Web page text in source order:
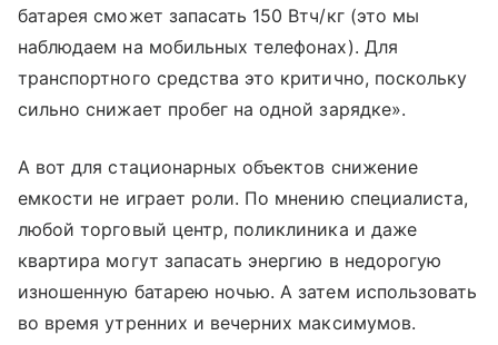
батарея сможет запасать 150 Втч/кг (это мы
наблюдаем на мобильных телефонах). Для
транспортного средства это критично, поскольку
сильно снижает пробег на одной зарядке».
А вот для стационарных объектов снижение
емкости не играет роли. По мнению специалиста,
любой торговый центр, поликлиника и даже
квартира могут запасать энергию в недорогую
изношенную батарею ночью. А затем использовать
во время утренних и вечерних максимумов.